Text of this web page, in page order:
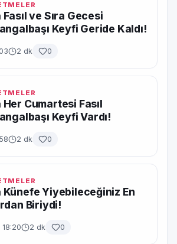
ve Sıra Gecesi
Keyfi Geride Kaldı!
2 dk 0
Cumartesi Fasıl
Keyfi Vardı!
2 dk 0
Künefe Yiyebileceğiniz En
Biriydi!
2 dk 0